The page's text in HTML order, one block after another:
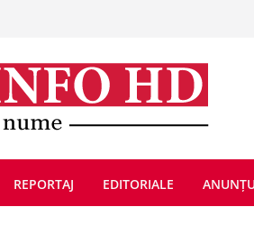
REPORTAJ EDITORIALE